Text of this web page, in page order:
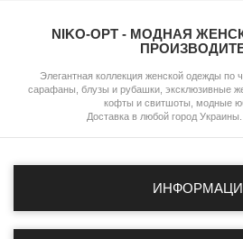
NIKO-OPT - МОДНАЯ
Элегантная коллекция женской одежды
сарафаны, блузы и рубашки, эксклюзивные
кофты и свитшоты, модные
Доставка в любой город